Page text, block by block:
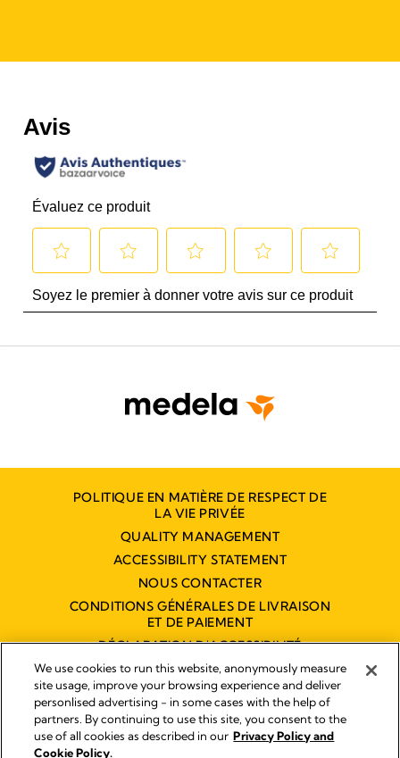
POLITIQUE EN MATIÈRE DE RESPECT DE
LA VIE PRIVÉE
QUALITY MANAGEMENT
ACCESSIBILITY STATEMENT
NOUS CONTACTER
CONDITIONS GÉNÉRALES DE LIVRAISON
ET DE PAIEMENT
DÉCLARATION D'ACCESSIBILITÉ
NUMÉRIQUE
Empreinte
Legal Notice
We use cookies to run this website, anonymously measure
site usage, improve your browsing experience and deliver
personlised advertising - in some cases with the help of
partners. By continuing to use this site, you consent to the
use of all cookies as described in our Privacy Policy and
Cookie Policy.